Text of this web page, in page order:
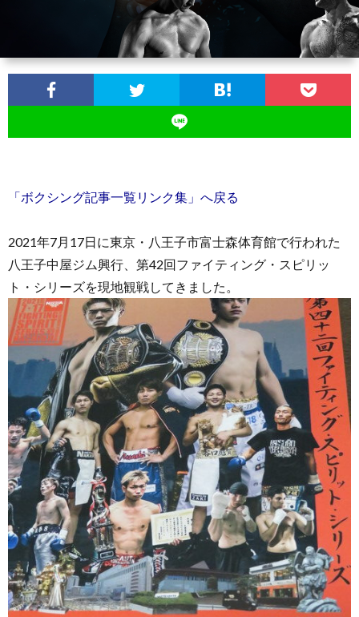
ラ
マ
問
い
合
わ
せ
「ボクシング記事一覧リンク集」へ戻る
2021年7月17日に東京・八王子市富士森体育館で行われた
八王子中屋ジム興行、第42回ファイティング・スピリッ
ト・シリーズを現地観戦してきました。